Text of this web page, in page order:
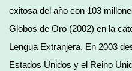
exitosa del año con 103
Globos de Oro (2002) en la
Lengua Extranjera. En 2003
Estados Unidos y el Reino